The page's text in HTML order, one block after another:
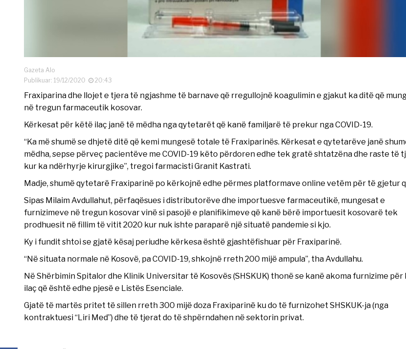
Gazeta Alo
Publikuar: 19/12/2020
20:43
Fraxiparina dhe llojet e tjera të ngjashme të barnave që rregullojnë koagulimin e gjakut ka ditë që
në tregun farmaceutik kosovar.
Kërkesat për këtë ilaç janë të mëdha nga qytetarët që kanë familjarë të prekur nga COVID-19.
“Ka më shumë se dhjetë ditë që kemi mungesë totale të Fraxiparinës. Kërkesat e qytetarëve janë
mëdha, sepse përveç pacientëve me COVID-19 këto përdoren edhe tek gratë shtatzëna dhe raste të
kur ka ndërhyrje kirurgjike”, tregoi farmacisti Granit Kastrati.
Madje, shumë qytetarë Fraxiparinë po kërkojnë edhe përmes platformave online vetëm për të gjetur
Sipas Milaim Avdullahut, përfaqësues i distributorëve dhe importuesve farmaceutikë, mungesat e
furnizimeve në tregun kosovar vinë si pasojë e planifikimeve që kanë bërë importuesit kosovarë tek
prodhuesit në fillim të vitit 2020 kur nuk ishte paraparë një situatë pandemie si kjo.
Ky i fundit shtoi se gjatë kësaj periudhe kërkesa është gjashtëfishuar për Fraxiparinë.
“Në situata normale në Kosovë, pa COVID-19, shkojnë rreth 200 mijë ampula”, tha Avdullahu.
Në Shërbimin Spitalor dhe Klinik Universitar të Kosovës (SHSKUK) thonë se kanë akoma furnizime për
ilaç që është edhe pjesë e Listës Esenciale.
Gjatë të martës pritet të sillen rreth 300 mijë doza Fraxiparinë ku do të furnizohet SHSKUK-ja (nga
kontraktuesi “Liri Med”) dhe të tjerat do të shpërndahen në sektorin privat.